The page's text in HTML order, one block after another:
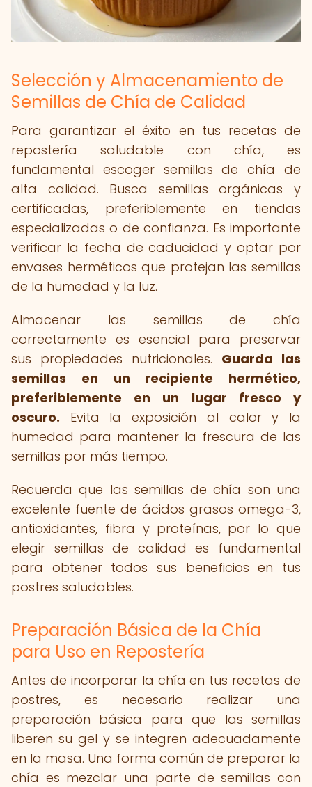
Selección y Almacenamiento de
Semillas de Chía de Calidad
Para garantizar el éxito en tus recetas de
repostería saludable con chía, es
fundamental escoger semillas de chía de
alta calidad. Busca semillas orgánicas y
certificadas, preferiblemente en tiendas
especializadas o de confianza. Es importante
verificar la fecha de caducidad y optar por
envases herméticos que protejan las semillas
de la humedad y la luz.
Almacenar las semillas de chía
correctamente es esencial para preservar
sus propiedades nutricionales. Guarda las
semillas en un recipiente hermético,
preferiblemente en un lugar fresco y
oscuro. Evita la exposición al calor y la
humedad para mantener la frescura de las
semillas por más tiempo.
Recuerda que las semillas de chía son una
excelente fuente de ácidos grasos omega-3,
antioxidantes, fibra y proteínas, por lo que
elegir semillas de calidad es fundamental
para obtener todos sus beneficios en tus
postres saludables.
Preparación Básica de la Chía
para Uso en Repostería
Antes de incorporar la chía en tus recetas de
postres, es necesario realizar una
preparación básica para que las semillas
liberen su gel y se integren adecuadamente
en la masa. Una forma común de preparar la
chía es mezclar una parte de semillas con